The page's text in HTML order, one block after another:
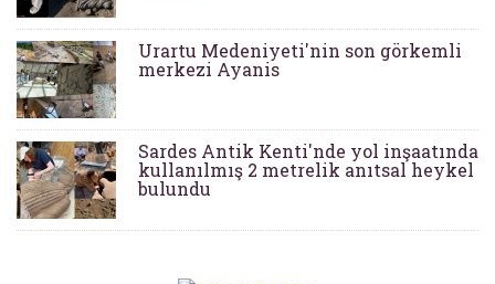
Urartu Medeniyeti'nin son görkemli
merkezi Ayanis
Sardes Antik Kenti'nde yol inşaatında
kullanılmış 2 metrelik anıtsal heykel
bulundu